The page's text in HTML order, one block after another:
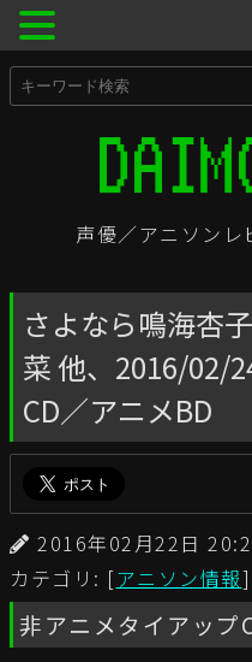
声優／アニソンレ
さよなら鳴海杏
菜 他、2016/02/
CD／アニメBD
2016年02月22日
カテゴリ: [アニソン情報]
非アニメタイアップ